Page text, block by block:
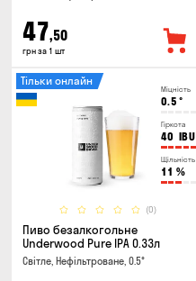
47,50
грн за 1 шт
Міцність
0.5 °
Гіркота
40 IBU
Щільність
11 %
(0)
Тільки онлайн
Пиво безалкогольне
Underwood Pure IPA 0.33л
Світле, Нефільтроване, 0.5°